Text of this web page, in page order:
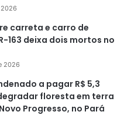
carreta e carro de
163 deixa dois mortos no
2026
a pagar R$ 5,3
floresta em terra
Progresso, no Pará